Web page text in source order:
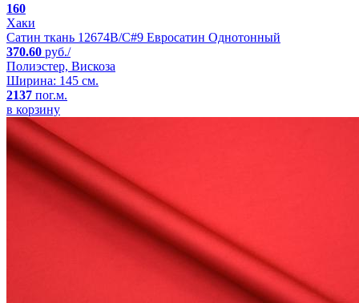
160
Хаки
Сатин ткань 12674B/C#9 Евросатин Однотонный
370.60 руб./
Полиэстер, Вискоза
Ширина: 145 см.
2137 пог.м.
в корзину